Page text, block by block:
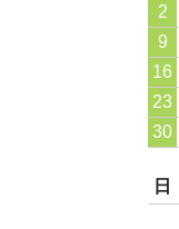
2
9
16
23
30
日